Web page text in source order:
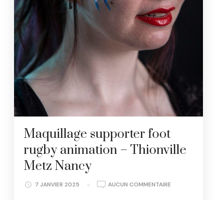
Maquillage supporter foot
rugby animation – Thionville
Metz Nancy
7 JANVIER 2025 AUCUN COMMENTAIRE